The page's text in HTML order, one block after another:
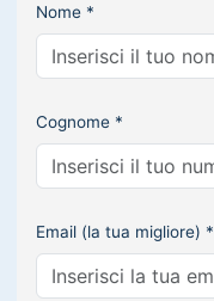
Nome *
Cognome *
Email (la tua migliore) *